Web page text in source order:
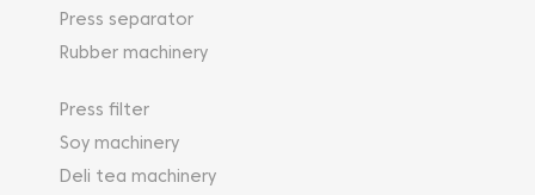
Press separator
Rubber machinery
Press filter
Soy machinery
Deli tea machinery